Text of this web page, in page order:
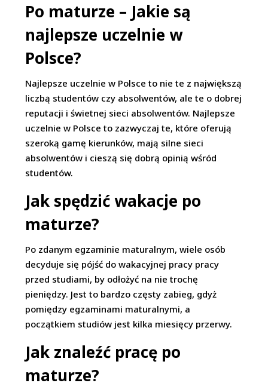
Po maturze – Jakie są
najlepsze uczelnie w
Polsce?
Najlepsze uczelnie w Polsce to nie te z największą
liczbą studentów czy absolwentów, ale te o dobrej
reputacji i świetnej sieci absolwentów. Najlepsze
uczelnie w Polsce to zazwyczaj te, które oferują
szeroką gamę kierunków, mają silne sieci
absolwentów i cieszą się dobrą opinią wśród
studentów.
Jak spędzić wakacje po
maturze?
Po zdanym egzaminie maturalnym, wiele osób
decyduje się pójść do wakacyjnej pracy pracy
przed studiami, by odłożyć na nie trochę
pieniędzy. Jest to bardzo częsty zabieg, gdyż
pomiędzy egzaminami maturalnymi, a
początkiem studiów jest kilka miesięcy przerwy.
Jak znaleźć pracę po
maturze?